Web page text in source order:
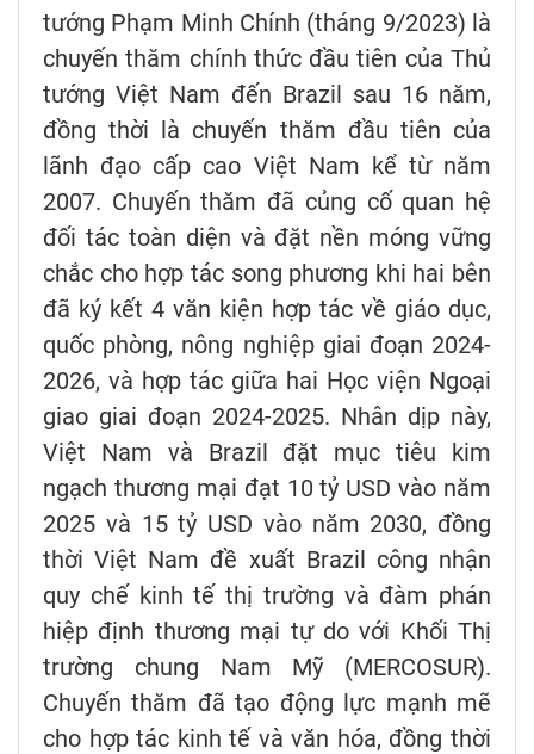
tướng Phạm Minh Chính (tháng 9/2023) là
chuyến thăm chính thức đầu tiên của Thủ
tướng Việt Nam đến Brazil sau 16 năm,
đồng thời là chuyến thăm đầu tiên của
lãnh đạo cấp cao Việt Nam kể từ năm
2007. Chuyến thăm đã củng cố quan hệ
đối tác toàn diện và đặt nền móng vững
chắc cho hợp tác song phương khi hai bên
đã ký kết 4 văn kiện hợp tác về giáo dục,
quốc phòng, nông nghiệp giai đoạn 2024-
2026, và hợp tác giữa hai Học viện Ngoại
giao giai đoạn 2024-2025. Nhân dịp này,
Việt Nam và Brazil đặt mục tiêu kim
ngạch thương mại đạt 10 tỷ USD vào năm
2025 và 15 tỷ USD vào năm 2030, đồng
thời Việt Nam đề xuất Brazil công nhận
quy chế kinh tế thị trường và đàm phán
hiệp định thương mại tự do với Khối Thị
trường chung Nam Mỹ (MERCOSUR).
Chuyến thăm đã tạo động lực mạnh mẽ
cho hợp tác kinh tế và văn hóa, đồng thời